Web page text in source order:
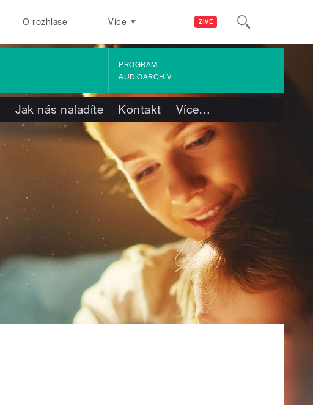
ŽIVĚ
O rozhlase Více
PROGRAM
AUDIOARCHIV
Jak nás naladíte Kontakt Více…